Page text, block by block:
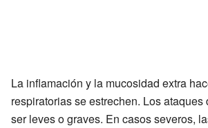
La inflamación y la mucosidad extra
respiratorias se estrechen. Los ataques
ser leves o graves. En casos severos,